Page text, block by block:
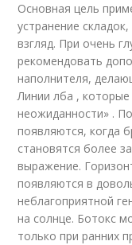
Основная цель
устранение
взгляд. При очень
рекомендовать
наполнителя,
Линии лба ,
неожиданности» .
появляются, когда
становятся более
выражение.
появляются в
неблагоприятной
на солнце. Ботокс
только при ранних